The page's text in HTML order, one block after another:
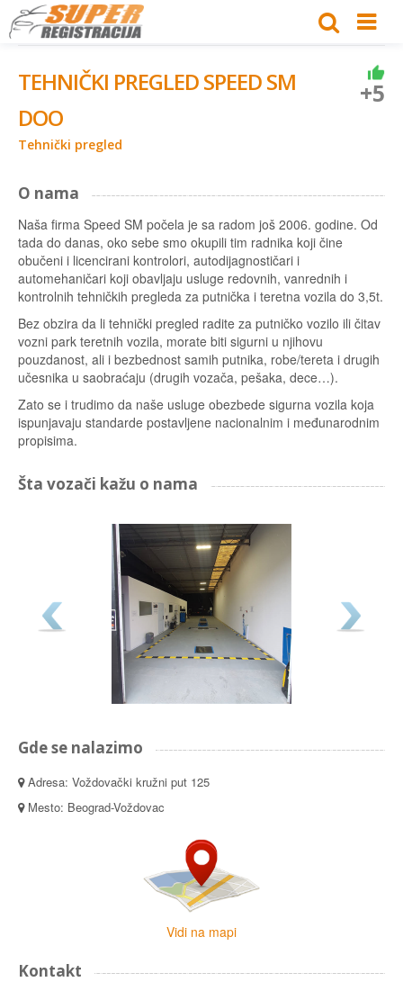
TEHNIČKI PREGLED SPEED SM
DOO
Tehnički pregled
+5
O nama
Naša firma Speed SM počela je sa radom još 2006. godine. Od
tada do danas, oko sebe smo okupili tim radnika koji čine
obučeni i licencirani kontrolori, autodijagnostičari i
automehaničari koji obavljaju usluge redovnih, vanrednih i
kontrolnih tehničkih pregleda za putnička i teretna vozila do 3,5t.
Bez obzira da li tehnički pregled radite za putničko vozilo ili čitav
vozni park teretnih vozila, morate biti sigurni u njihovu
pouzdanost, ali i bezbednost samih putnika, robe/tereta i drugih
učesnika u saobraćaju (drugih vozača, pešaka, dece…).
Zato se i trudimo da naše usluge obezbede sigurna vozila koja
ispunjavaju standarde postavljene nacionalnim i međunarodnim
propisima.
Šta vozači kažu o nama
Gde se nalazimo
Adresa: Voždovački kružni put 125
Mesto: Beograd-Voždovac
Vidi na mapi
Kontakt